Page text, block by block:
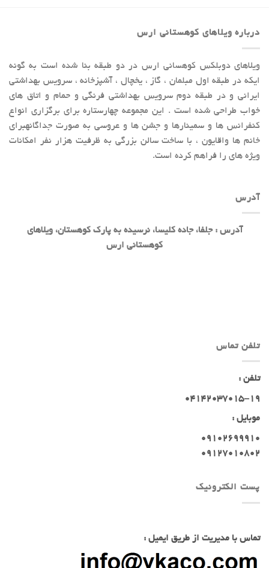
درباره ویلاهای کوهستانی ارس
ویلاهای دوبلکس کوهسانی ارس در دو طبقه بنا شده است به گونه
ایکه در طبقه اول مبلمان ، گاز ، یخچال ، آشپزخانه ، سرویس بهداشتی
ایرانی و در طبقه دوم سرویس بهداشتی فرنگی و حمام و اتاق های
خواب طراحی شده است . این مجموعه چهارستاره برای برگزاری انواع
کنفرانس ها و سمینارها و جشن ها و عروسی به صورت جداگانهبرای
خانم ها واقایون ، با ساخت سالن بزرگی به ظرفیت هزار نفر امکانات
ویژه های را فراهم کرده است.
آدرس
آدرس : جلفا، جاده کلیسا، نرسیده به پارک کوهستان، ویلاهای
کوهستانی ارس
تلفن تماس
تلفن :
04142037015-19
موبایل :
09102699910
09127010802
پست الکترونیک
تماس با مدیریت از طریق ایمیل :